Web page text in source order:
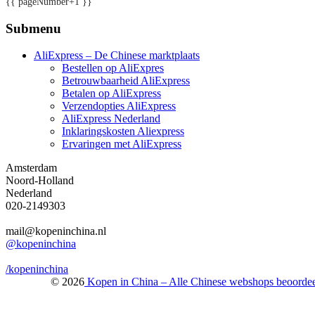
Submenu
AliExpress – De Chinese marktplaats
Bestellen op AliExpres
Betrouwbaarheid AliExpress
Betalen op AliExpress
Verzendopties AliExpress
AliExpress Nederland
Inklaringskosten Aliexpress
Ervaringen met AliExpress
Amsterdam
Noord-Holland
Nederland
020-2149303
mail@kopeninchina.nl
@kopeninchina
/kopeninchina
© 2026 Kopen in China – Alle Chinese webshops